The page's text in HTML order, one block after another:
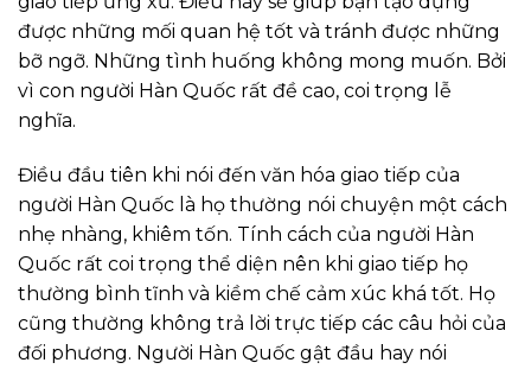
được những mối quan hệ tốt và tránh được những
bỡ ngỡ. Những tình huống không mong muốn. Bởi
vì con người Hàn Quốc rất đề cao, coi trọng lễ
nghĩa.
Điều đầu tiên khi nói đến văn hóa giao tiếp của
người Hàn Quốc là họ thường nói chuyện một cách
nhẹ nhàng, khiêm tốn. Tính cách của người Hàn
Quốc rất coi trọng thể diện nên khi giao tiếp họ
thường bình tĩnh và kiềm chế cảm xúc khá tốt. Họ
cũng thường không trả lời trực tiếp các câu hỏi của
đối phương. Người Hàn Quốc gật đầu hay nói